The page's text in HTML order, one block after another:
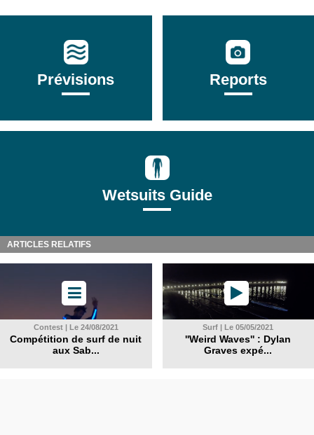
Prévisions Reports
Wetsuits Guide
ARTICLES RELATIFS
Contest | Le 24/08/2021
Compétition de surf de nuit
aux Sab...
Surf | Le 05/05/2021
''Weird Waves'' : Dylan
Graves expé...